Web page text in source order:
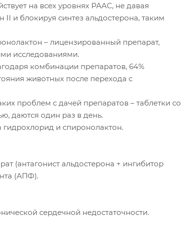
на всех уровнях РААС, не давая
II и блокируя синтез альдостерона, таким
– лицензированный препарат,
исследованиями.
комбинации препаратов, 64%
животных после перехода с
проблем с дачей препаратов – таблетки со
даются один раз в день.
и спиронолактон.
(антагонист альдостерона + ингибитор
(АПФ).
сердечной недостаточности.